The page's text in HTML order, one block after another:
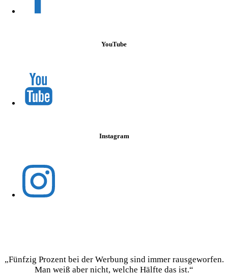
YouTube
Instagram
„Fünfzig Prozent bei der Werbung sind immer rausgeworfen.
Man weiß aber nicht, welche Hälfte das ist.“